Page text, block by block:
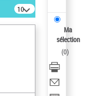
10
résultats/page
Ma
sélection
(0)